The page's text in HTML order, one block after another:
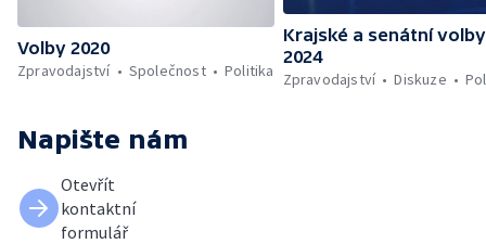
Volby 2020
Zpravodajství
Společnost Politika
Krajské a senátní volby
2024
Zpravodajství
Diskuze
Napište nám
Otevřít
kontaktní
formulář